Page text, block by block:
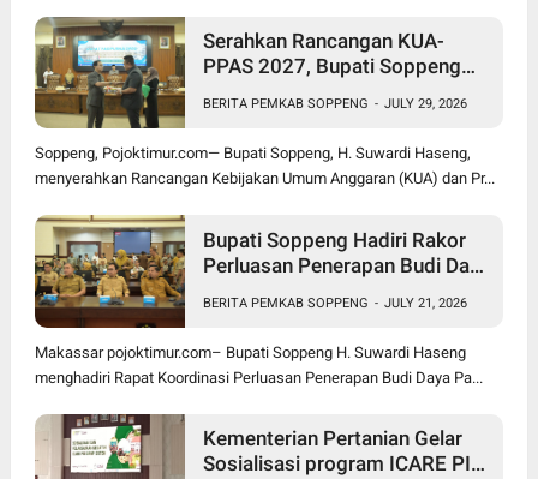
Serahkan Rancangan KUA-
PPAS 2027, Bupati Soppeng
Tengah Tekanan Fiskal
BERITA PEMKAB SOPPENG - JULY 29, 2026
Soppeng, Pojoktimur.com— Bupati Soppeng, H. Suwardi Haseng,
menyerahkan Rancangan Kebijakan Umum Anggaran (KUA) dan Pr...
Bupati Soppeng Hadiri Rakor
Perluasan Penerapan Budi Daya
BERITA PEMKAB SOPPENG - JULY 21, 2026
Makassar pojoktimur.com– Bupati Soppeng H. Suwardi Haseng
menghadiri Rapat Koordinasi Perluasan Penerapan Budi Daya Pa...
Kementerian Pertanian Gelar
Sosialisasi program ICARE PIU